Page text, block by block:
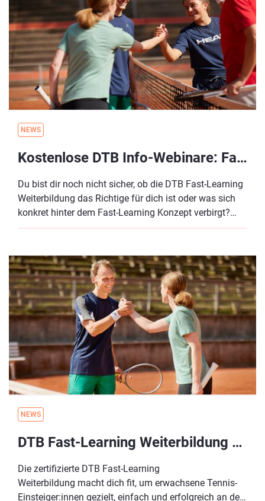
NEWS
Kostenlose DTB Info-Webinare: Fast-Learning Konzept und zertifizierte Weiterbildungen
Du bist dir noch nicht sicher, ob die DTB Fast-Learning
Weiterbildung das Richtige für dich ist oder was sich
konkret hinter dem Fast-Learning Konzept verbirgt?
Dann besuche eines unserer Info-Webinare und erhalte
Konzepts! Außerdem bekommst du alle wichtigen
Informationen rund um die DTB Fast-Learning
Weiterbildungen.
NEWS
DTB Fast-Learning Weiterbildung Herbst 2025 - jetzt noch flexibler im Self-Learning-Format!
Die zertifizierte DTB Fast-Learning
Weiterbildung macht dich fit, um erwachsene Tennis-
Einsteiger:innen gezielt, einfach und erfolgreich an den